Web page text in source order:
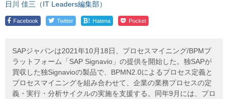
日川 佳三（IT Leaders編集部）
Facebook Twitter ! Hatena Pocket
SAPジャパンは2021年10月18日、プロセスマイニング/BPMプ
ラットフォーム「SAP Signavio」の提供を開始した。独SAPが
買収した独Signavioの製品で、BPMN2.0によるプロセス定義と
プロセスマイニングを組み合わせて、企業の業務プロセスの定
義・実行・分析サイクルの実施を支援する。同年9月には、プロ